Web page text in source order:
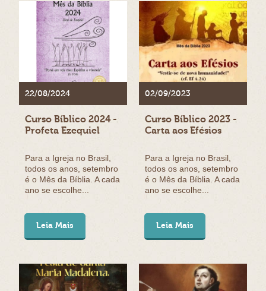
22/08/2024
Curso Bíblico 2024 -
Profeta Ezequiel
Para a Igreja no Brasil,
todos os anos, setembro
é o Mês da Bíblia. A cada
ano se escolhe...
Leia Mais
02/09/2023
Curso Bíblico 2023 -
Carta aos Efésios
Para a Igreja no Brasil,
todos os anos, setembro
é o Mês da Bíblia. A cada
ano se escolhe...
Leia Mais